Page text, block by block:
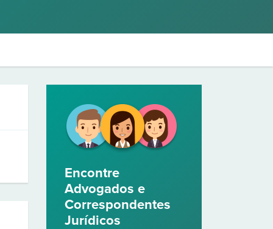
Encontre
Advogados e
Correspondentes
Jurídicos